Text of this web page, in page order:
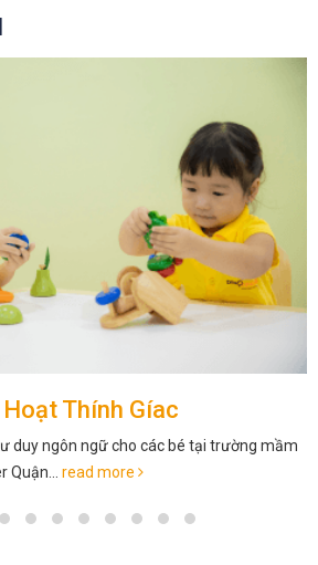
Thính Gíac
duy ngôn ngữ cho các bé tại trường mầm
Quận... read more